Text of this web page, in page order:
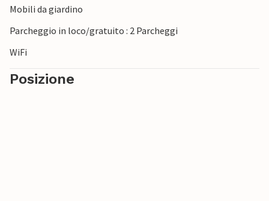
Nota: il discreto proprietario vive nella proprietà.
L'annuncio I61451 si trova accanto.
Mobili da giardino
Parcheggio in loco/gratuito : 2 Parcheggi
WiFi
Posizione